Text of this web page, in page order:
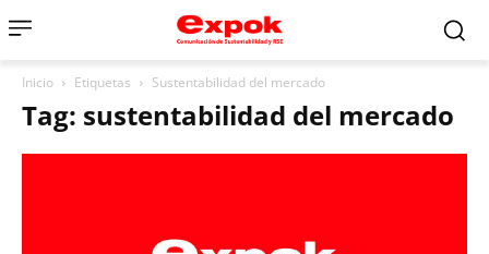
Inicio Etiquetas Sustentabilidad del mercado
Tag: sustentabilidad del mercado